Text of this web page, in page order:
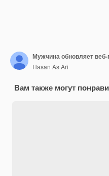
Мужчина обновляет
Hasan As Ari
Вам также могут